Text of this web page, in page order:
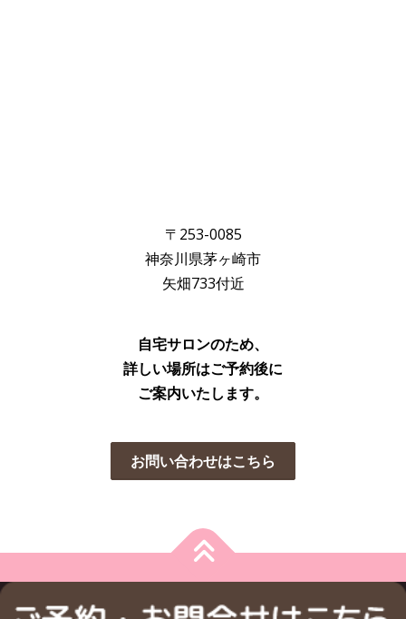
〒253-0085
神奈川県茅ヶ崎市
矢畑733付近
自宅サロンのため、
詳しい場所はご予約後に
ご案内いたします。
お問い合わせはこちら
ーション